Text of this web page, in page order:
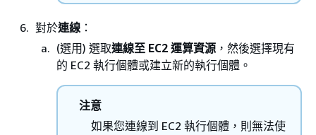
對於連線 ：
(選用) 選取連線至 EC2 運算資源 ，然後選擇現有
的 EC2 執行個體或建立新的執行個體。
注意
如果您連線到 EC2 執行個體，則無法使